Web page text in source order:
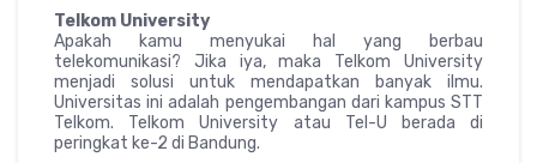
Telkom University
Apakah kamu menyukai hal yang berbau
telekomunikasi? Jika iya, maka Telkom University
menjadi solusi untuk mendapatkan banyak ilmu.
Universitas ini adalah pengembangan dari kampus STT
Telkom. Telkom University atau Tel-U berada di
peringkat ke-2 di Bandung.